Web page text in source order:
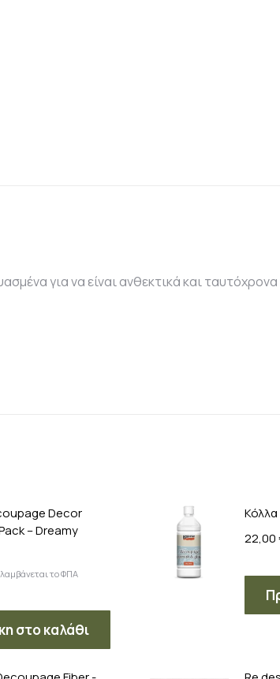
για να είναι ανθεκτικά και
Decor
– Dreamy
το ΦΠΑ
στο καλάθι
22,00